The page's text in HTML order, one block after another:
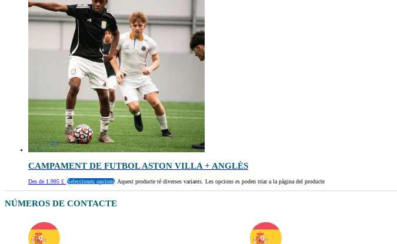
CAMPAMENT DE FUTBOL ASTON VILLA + ANGLÈS
Des de 1.995 £ Seleccioneu opcions Aquest producte té diverses variants. Les opcions es poden triar a la pàgina del producte
NÚMEROS DE CONTACTE